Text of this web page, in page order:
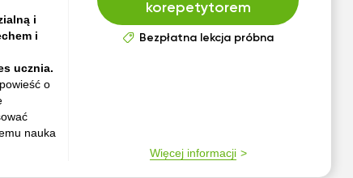
i
i
ucznia.
o
nauka
korepetytorem
Bezpłatna lekcja próbna
Więcej informacji